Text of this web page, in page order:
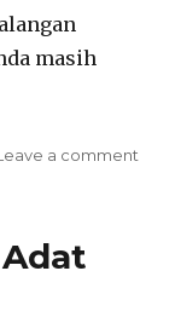
masih
a comment